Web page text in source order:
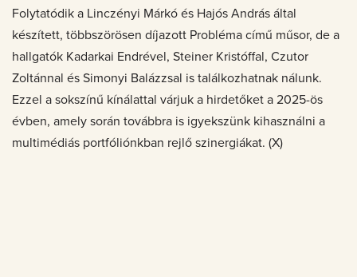
Folytatódik a Linczényi Márkó és Hajós András által
készített, többszörösen díjazott Probléma című műsor, de a
hallgatók Kadarkai Endrével, Steiner Kristóffal, Czutor
Zoltánnal és Simonyi Balázzsal is találkozhatnak nálunk.
Ezzel a sokszínű kínálattal várjuk a hirdetőket a 2025-ös
évben, amely során továbbra is igyekszünk kihasználni a
multimédiás portfóliónkban rejlő szinergiákat. (X)